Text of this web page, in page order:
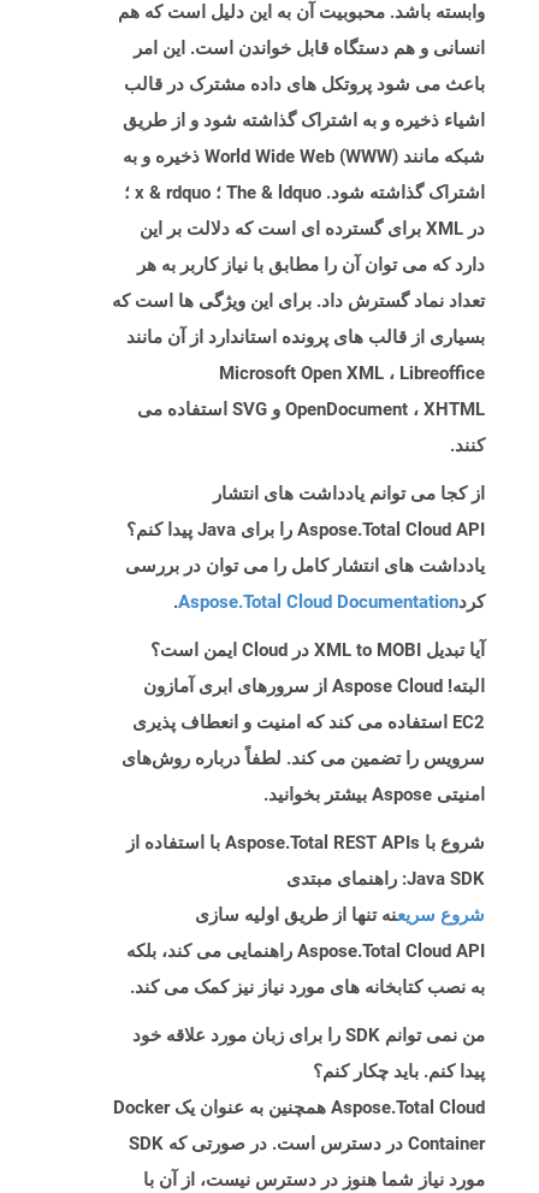
وابسته باشد. محبوبیت آن به این دلیل است که هم
انسانی و هم دستگاه قابل خواندن است. این امر
باعث می شود پروتکل های داده مشترک در قالب
اشیاء ذخیره و به اشتراک گذاشته شود و از طریق
شبکه مانند World Wide Web (WWW) ذخیره و به
اشتراک گذاشته شود. The & ldquo ؛ x & rdquo ؛
در XML برای گسترده ای است که دلالت بر این
دارد که می توان آن را مطابق با نیاز کاربر به هر
تعداد نماد گسترش داد. برای این ویژگی ها است که
بسیاری از قالب های پرونده استاندارد از آن مانند
Microsoft Open XML ، Libreoffice
OpenDocument ، XHTML و SVG استفاده می
کنند.
از کجا می توانم یادداشت های انتشار
Aspose.Total Cloud API را برای Java پیدا کنم؟
یادداشت های انتشار کامل را می توان در بررسی
کردAspose.Total Cloud Documentation
.
آیا تبدیل XML to MOBI در Cloud ایمن است؟
البته! Aspose Cloud از سرورهای ابری آمازون
EC2 استفاده می کند که امنیت و انعطاف پذیری
سرویس را تضمین می کند. لطفاً درباره روش‌های
امنیتی Aspose بیشتر بخوانید.
شروع با Aspose.Total REST APIs با استفاده از
Java SDK: راهنمای مبتدی
شروع سریعنه تنها از طریق اولیه سازی
Aspose.Total Cloud API راهنمایی می کند، بلکه
به نصب کتابخانه های مورد نیاز نیز کمک می کند.
من نمی توانم SDK را برای زبان مورد علاقه خود
پیدا کنم. باید چکار کنم؟
Aspose.Total Cloud همچنین به عنوان یک Docker
Container در دسترس است. در صورتی که SDK
مورد نیاز شما هنوز در دسترس نیست، از آن با